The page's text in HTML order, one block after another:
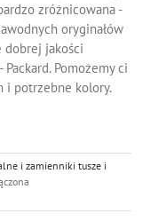
zróżnicowana -
oryginałów
dobrej jakości
Pomożemy ci
i potrzebne kolory.
i zamienniki tusze i